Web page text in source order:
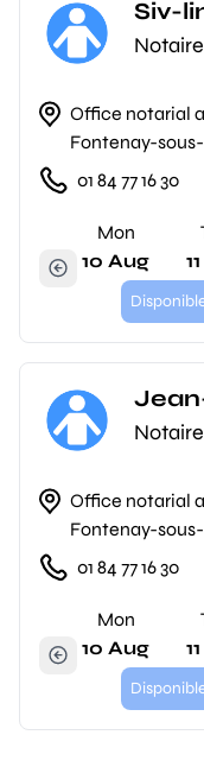
Siv-
Notaire
Office notarial
Fontenay-
01 84 77 16 30
Mon
10 Aug
Notaire
Office notarial
Fontenay-
01 84 77 16 30
Mon
10 Aug